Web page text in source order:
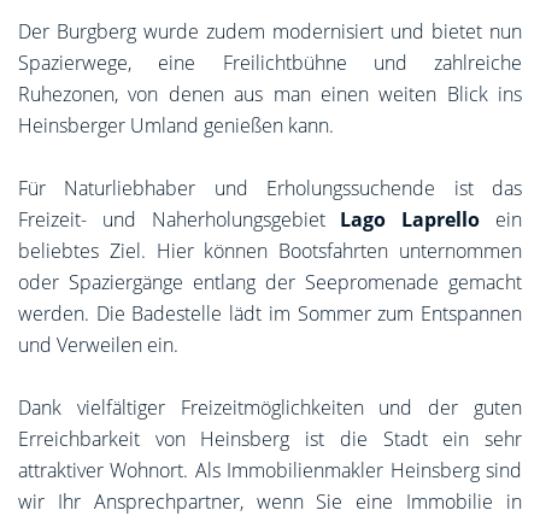
Der Burgberg wurde zudem modernisiert und bietet nun
Spazierwege, eine Freilichtbühne und zahlreiche
Ruhezonen, von denen aus man einen weiten Blick ins
Heinsberger Umland genießen kann.
Für Naturliebhaber und Erholungssuchende ist das
Freizeit- und Naherholungsgebiet Lago Laprello ein
beliebtes Ziel. Hier können Bootsfahrten unternommen
oder Spaziergänge entlang der Seepromenade gemacht
werden. Die Badestelle lädt im Sommer zum Entspannen
und Verweilen ein.
Dank vielfältiger Freizeitmöglichkeiten und der guten
Erreichbarkeit von Heinsberg ist die Stadt ein sehr
attraktiver Wohnort. Als Immobilienmakler Heinsberg sind
wir Ihr Ansprechpartner, wenn Sie eine Immobilie in